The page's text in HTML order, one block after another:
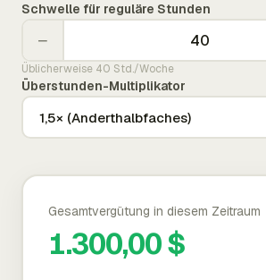
Schwelle für reguläre Stunden
−
Üblicherweise 40 Std./Woche
Überstunden-Multiplikator
Gesamtvergütung in diesem Zeitraum
1.300,00 $